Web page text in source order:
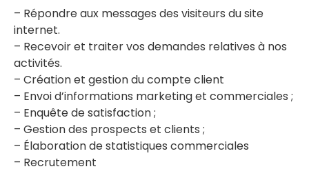
– Répondre aux messages des visiteurs du site
internet.
– Recevoir et traiter vos demandes relatives à nos
activités.
– Création et gestion du compte client
– Envoi d’informations marketing et commerciales ;
– Enquête de satisfaction ;
– Gestion des prospects et clients ;
– Élaboration de statistiques commerciales
– Recrutement